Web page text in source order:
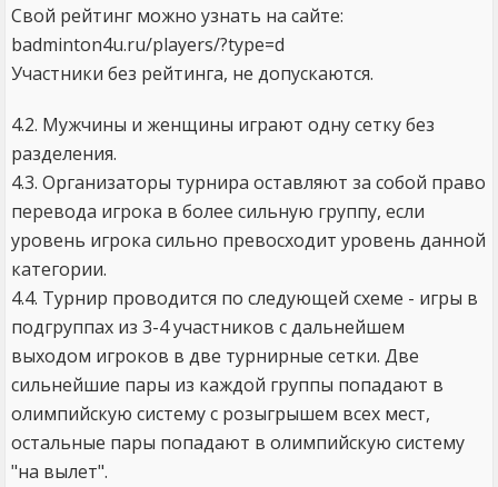
Свой рейтинг можно узнать на сайте:
badminton4u.ru/players/?type=d
Участники без рейтинга, не допускаются.
4.2. Мужчины и женщины играют одну сетку без
разделения.
4.3. Организаторы турнира оставляют за собой право
перевода игрока в более сильную группу, если
уровень игрока сильно превосходит уровень данной
категории.
4.4. Турнир проводится по следующей схеме - игры в
подгруппах из 3-4 участников с дальнейшем
выходом игроков в две турнирные сетки. Две
сильнейшие пары из каждой группы попадают в
олимпийскую систему с розыгрышем всех мест,
остальные пары попадают в олимпийскую систему
"на вылет".